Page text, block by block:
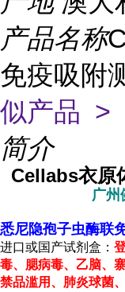
产品名称
免疫吸附
似产品 >
简介
Cellabs衣原
广州
悉尼隐孢子虫酶联
进口或国产试剂盒：
毒、腮病毒、乙脑、
禁品滥用、肺炎球菌